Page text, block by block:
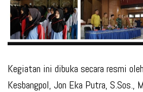
Kegiatan ini dibuka secara resmi
Kesbangpol, Jon Eka Putra, S.Sos.,